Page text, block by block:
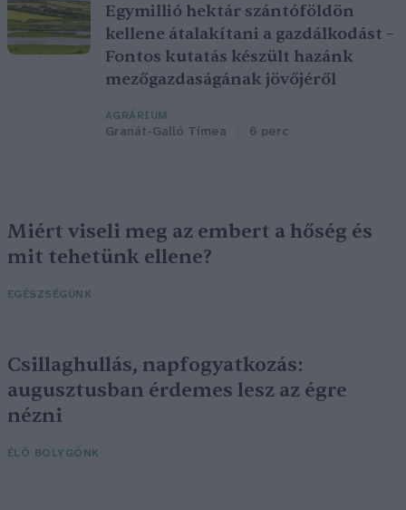
Egymillió hektár szántóföldön
kellene átalakítani a gazdálkodást –
Fontos kutatás készült hazánk
mezőgazdaságának jövőjéről
AGRÁRIUM
Granát-Galló Tímea 6 perc
Miért viseli meg az embert a hőség és
mit tehetünk ellene?
EGÉSZSÉGÜNK
Csillaghullás, napfogyatkozás:
augusztusban érdemes lesz az égre
nézni
ÉLŐ BOLYGÓNK